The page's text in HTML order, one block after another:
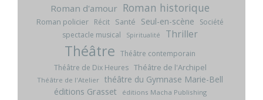
Roman d'amour Roman historique
Roman policier Récit Santé Seul-en-scène
Société
spectacle musical
Spiritualité Thriller
Théâtre Théâtre contemporain
Théâtre de Dix Heures Théâtre de l'Archipel
Théâtre de l'Atelier théâtre du Gymnase Marie-Bell
éditions Grasset
éditions Macha Publishing